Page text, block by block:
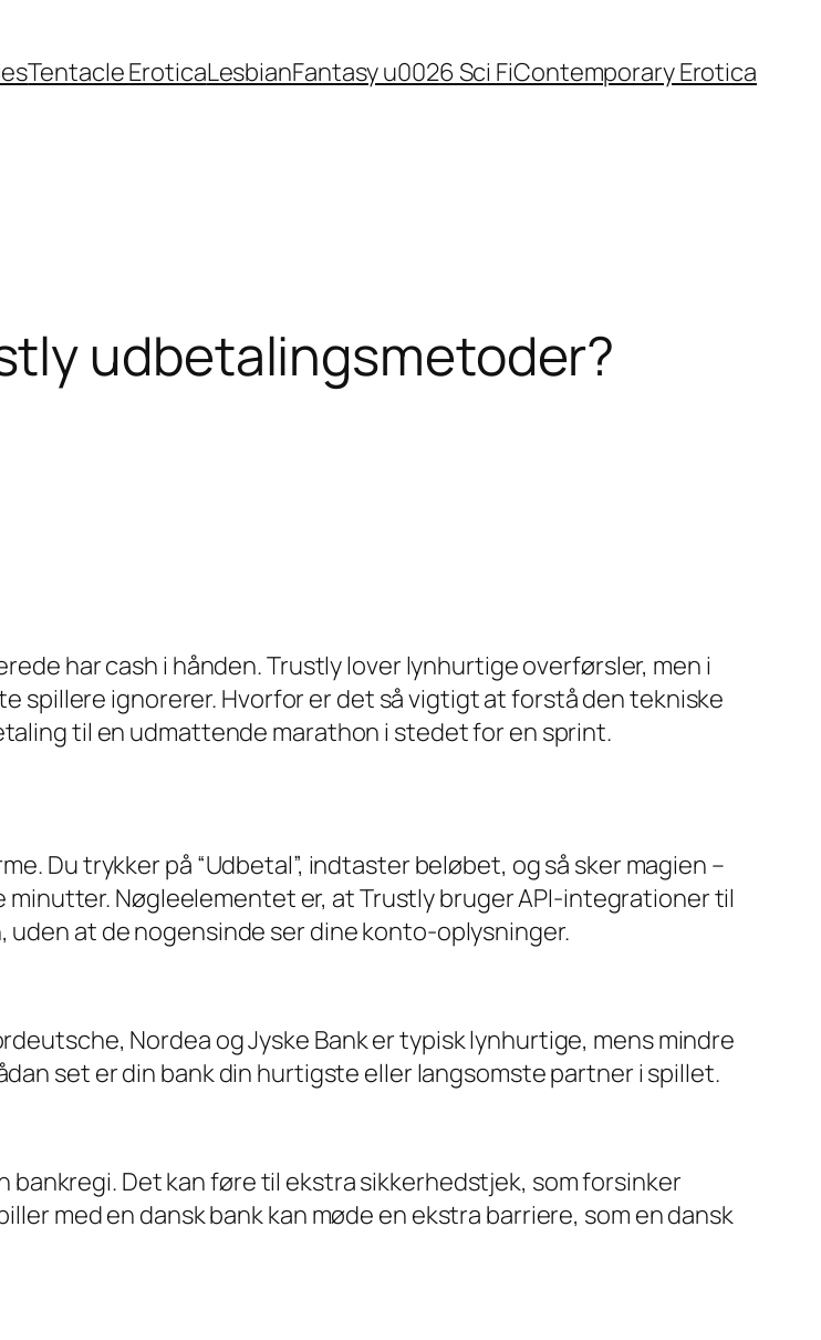
Tentacle EroticaLesbianFantasy u0026 Sci FiContemporary Erotica
udbetalingsmetoder?
har cash i hånden. Trustly lover lynhurtige overførsler, men i
spillere ignorerer. Hvorfor er det så vigtigt at forstå den tekniske
til en udmattende marathon i stedet for en sprint.
Du trykker på “Udbetal”, indtaster beløbet, og så sker magien –
Nøgleelementet er, at Trustly bruger API‑integrationer til
at de nogensinde ser dine konto‑oplysninger.
Nordea og Jyske Bank er typisk lynhurtige, mens mindre
set er din bank din hurtigste eller langsomste partner i spillet.
bankregi. Det kan føre til ekstra sikkerhedstjek, som forsinker
med en dansk bank kan møde en ekstra barriere, som en dansk